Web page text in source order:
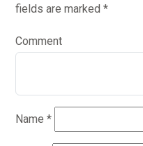
fields are marked *
Comment
Name *